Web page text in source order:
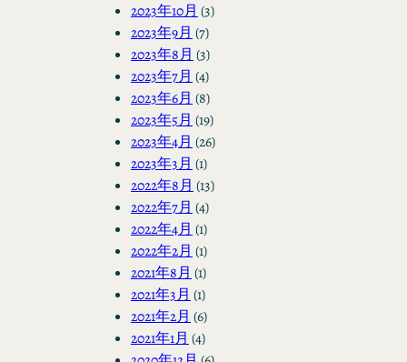
2023年10月 (3)
2023年9月 (7)
2023年8月 (3)
2023年7月 (4)
2023年6月 (8)
2023年5月 (19)
2023年4月 (26)
2023年3月 (1)
2022年8月 (13)
2022年7月 (4)
2022年4月 (1)
2022年2月 (1)
2021年8月 (1)
2021年3月 (1)
2021年2月 (6)
2021年1月 (4)